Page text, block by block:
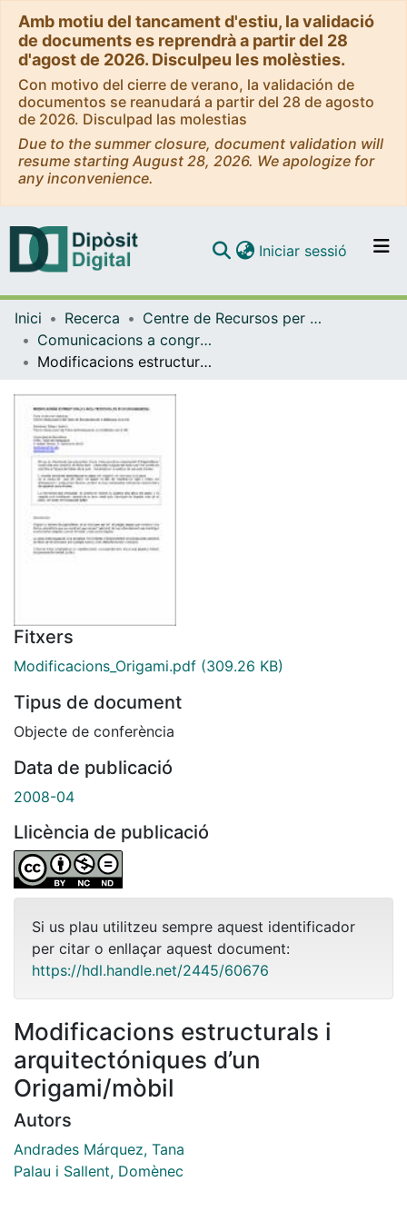
Amb motiu del tancament d'estiu, la validació
de documents es reprendrà a partir del 28
d'agost de 2026. Disculpeu les molèsties.
Con motivo del cierre de verano, la validación de
documentos se reanudará a partir del 28 de agosto
de 2026. Disculpad las molestias
Due to the summer closure, document validation will
resume starting August 28, 2026. We apologize for
any inconvenience.
Navega per tot el DD
Com publicar
Iniciar sessió (current)
Inici Recerca
Centre de Recursos per a l'Aprenentatge i la Investigació (CRAI-UB)
Comunicacions a congressos / Jornades / Presentacions (CRAI-UB)
Modificacions estructurals i arquitectóniques d’un Origami/mòbil
Fitxers
Modificacions_Origami.pdf (309.26 KB)
Tipus de document
Objecte de conferència
Data de publicació
2008-04
Llicència de publicació
Si us plau utilitzeu sempre aquest identificador
per citar o enllaçar aquest document:
https://hdl.handle.net/2445/60676
Modificacions estructurals i
arquitectóniques d’un
Origami/mòbil
Autors
Andrades Márquez, Tana
Palau i Sallent, Domènec